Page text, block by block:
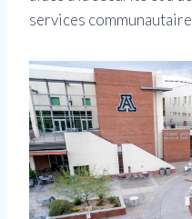
services